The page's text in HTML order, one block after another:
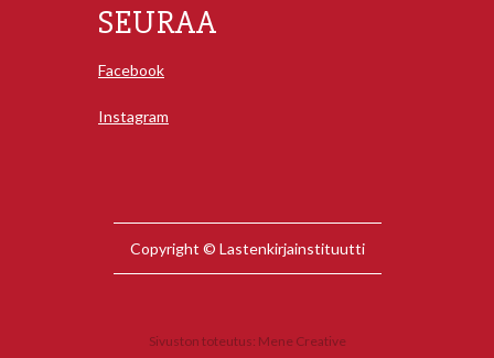
SEURAA
Facebook
Instagram
Copyright © Lastenkirjainstituutti
Sivuston toteutus: Mene Creative